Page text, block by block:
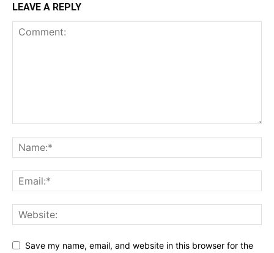
LEAVE A REPLY
Save my name, email, and website in this browser for the